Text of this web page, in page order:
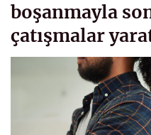
boşanmayla
çatışmalar